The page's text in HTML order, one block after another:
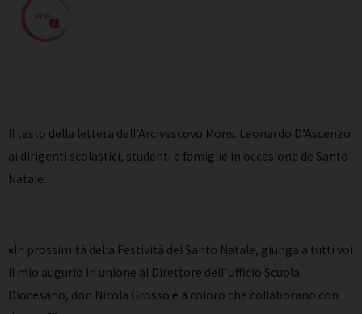
Il testo della lettera dell’Arcivescovo Mons. Leonardo D’Ascenzo
ai dirigenti scolastici, studenti e famiglie in occasione de Santo
Natale:
«In prossimità della Festività del Santo Natale, giunga a tutti voi
il mio augurio in unione al Direttore dell’Ufficio Scuola
Diocesano, don Nicola Grosso e a coloro che collaborano con